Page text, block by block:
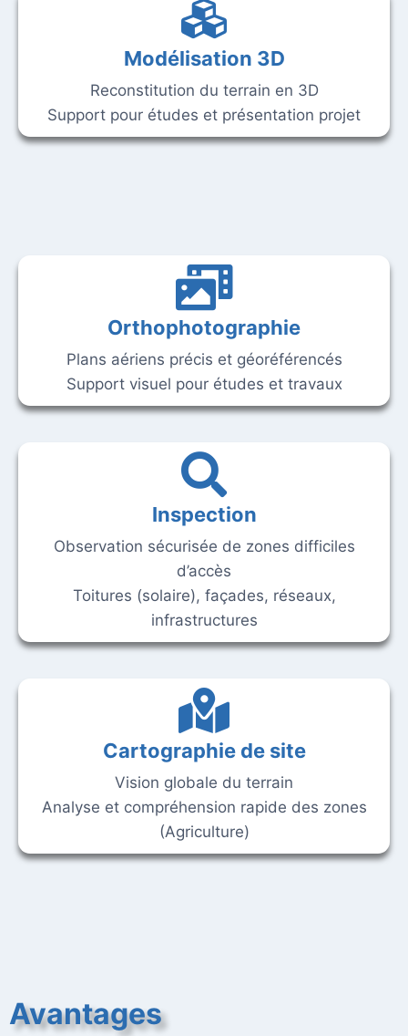
Modélisation 3D
Reconstitution du terrain en 3D
Support pour études et présentation projet
Orthophotographie
Plans aériens précis et géoréférencés
Support visuel pour études et travaux
Inspection
Observation sécurisée de zones difficiles
d’accès
Toitures (solaire), façades, réseaux,
infrastructures
Cartographie de site
Vision globale du terrain
Analyse et compréhension rapide des zones
(Agriculture)
Avantages